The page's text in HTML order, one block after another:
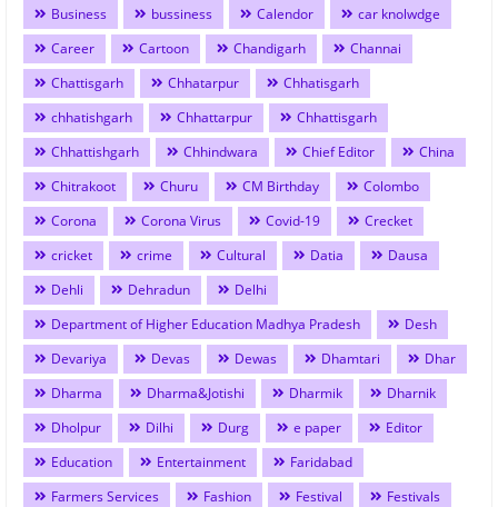
Business bussiness Calendor
car knolwdge
Career
Cartoon Chandigarh
Channai
Chattisgarh
Chhatarpur
Chhatisgarh
chhatishgarh
Chhattarpur
Chhattisgarh
Chhattishgarh
Chhindwara Chief Editor
China
Chitrakoot
Churu CM Birthday
Colombo
Corona
Corona Virus Covid-19
Crecket
cricket
crime Cultural Datia
Dausa
Dehli
Dehradun
Delhi
Department of Higher Education Madhya Pradesh
Desh
Devariya
Devas Dewas Dhamtari
Dhar
Dharma
Dharma&Jotishi Dharmik
Dharnik
Dholpur
Dilhi Durg e paper
Editor
Education
Entertainment
Faridabad
Farmers Services
Fashion Festival
Festivals